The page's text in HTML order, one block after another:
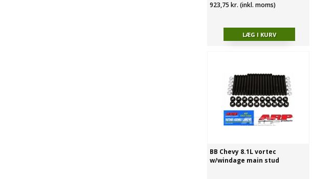
923,75 kr. (inkl. moms)
BB Chevy 8.1L vortec
w/windage main stud